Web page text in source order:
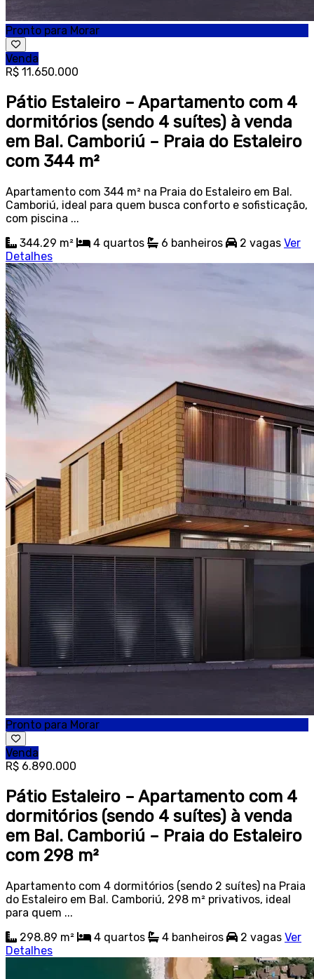
Pronto para Morar
Venda
R$ 11.650.000
Pátio Estaleiro – Apartamento com 4
dormitórios (sendo 4 suítes) à venda
em Bal. Camboriú – Praia do Estaleiro
com 344 m²
Apartamento com 344 m² na Praia do Estaleiro em Bal.
Camboriú, ideal para quem busca conforto e sofisticação,
com piscina ...
344.29 m²
4 quartos 6 banheiros 2 vagas Ver
Detalhes
Pronto para Morar
Venda
R$ 6.890.000
Pátio Estaleiro – Apartamento com 4
dormitórios (sendo 4 suítes) à venda
em Bal. Camboriú – Praia do Estaleiro
com 298 m²
Apartamento com 4 dormitórios (sendo 2 suítes) na Praia
do Estaleiro em Bal. Camboriú, 298 m² privativos, ideal
para quem ...
298.89 m²
4 quartos 4 banheiros 2 vagas Ver
Detalhes